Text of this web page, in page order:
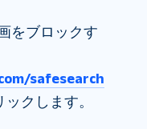
をブロックす
safesearch
クします。